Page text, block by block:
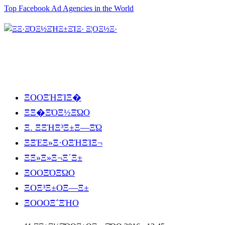
Top Facebook Ad Agencies in the World
ΞΟΟΞΉΞΊΞ�
ΞΞ�ΞΌΞ½ΞΏΟ
Ξ. ΞΞΉΞ³Ξ±Ξ―ΞΏ
ΞΞΈΞ»Ξ·ΟΞΉΞΊΞ¬
ΞΞ»Ξ»Ξ¬Ξ΄Ξ±
ΞΟΟΞΌΞΏΟ
ΞΟΞ³Ξ±ΟΞ―Ξ±
ΞΟΟΟΞ΅ΞΉΟ